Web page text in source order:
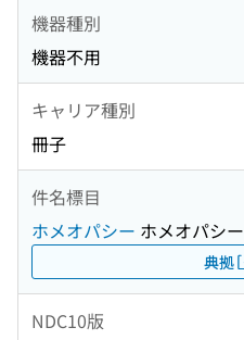
機器種別
機器不用
キャリア種別
冊子
件名標目
ホメオパシー ホメオパシー
典拠
NDC10版